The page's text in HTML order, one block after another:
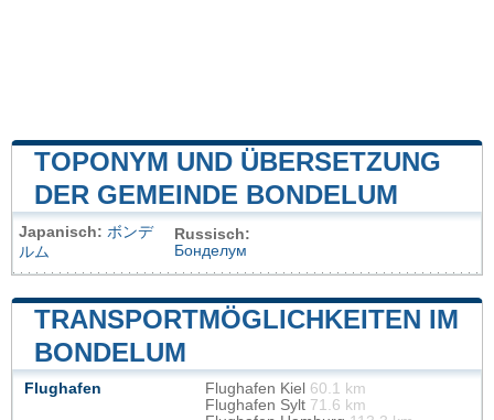
TOPONYM UND ÜBERSETZUNG
DER GEMEINDE BONDELUM
Japanisch: ボンデ
ルム
Russisch:
Бонделум
TRANSPORTMÖGLICHKEITEN IM
BONDELUM
Flughafen Flughafen Kiel 60.1 km
Flughafen Sylt 71.6 km